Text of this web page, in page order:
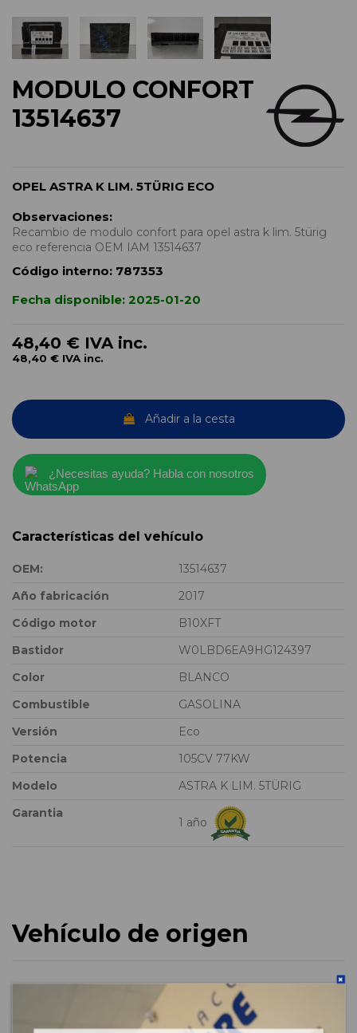
MODULO CONFORT
13514637
OPEL ASTRA K LIM. 5TÜRIG ECO
Observaciones:
Recambio de modulo confort para opel astra k lim. 5türig
eco referencia OEM IAM 13514637
Código interno: 787353
Fecha disponible: 2025-01-20
48,40 € IVA inc.
48,40 € IVA inc.
Añadir a la cesta
¿Necesitas ayuda? Habla con nosotros
Características del vehículo
OEM:
13514637
Año fabricación
2017
Código motor
B10XFT
Bastidor
W0LBD6EA9HG124397
Color
BLANCO
Combustible
GASOLINA
Versión
Eco
Potencia
105CV 77KW
Modelo
ASTRA K LIM. 5TÜRIG
Garantia
1 año
Vehículo de origen